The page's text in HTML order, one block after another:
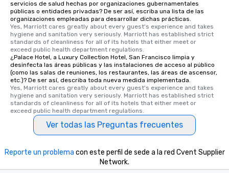
in the city and dive
cuisines and dishes.
selected dishes are
high standards to
from Day to Night
group experience,
key. Whether you
business hours or
after work, we can
needs. Go for as Long or as Short as
You Like Along with
Tours also provides a
servicios de salud hechas por organizaciones gubernamentales
públicas o entidades privadas? De ser así, escriba una lista de las
organizaciones empleadas para desarrollar dichas prácticas.
Yes, Marriott cares greatly about every guest's experience and takes
hygiene and sanitation very seriously. Marriott has established strict
standards of cleanliness for all of its hotels that either meet or
exceed public health department regulations.
¿Palace Hotel, a Luxury Collection Hotel, San Francisco limpia y
desinfecta las áreas públicas y las instalaciones de acceso al público
(como las salas de reuniones, los restaurantes, las áreas de ascensor,
etc.)? De ser así, describa toda nueva medida implementada.
Yes, Marriott cares greatly about every guest's experience and takes
hygiene and sanitation very seriously. Marriott has established strict
standards of cleanliness for all of its hotels that either meet or
exceed public health department regulations.
Ver todas las Preguntas frecuentes
Reporte un problema con este perfil de sede a la red Cvent Supplier
Network.